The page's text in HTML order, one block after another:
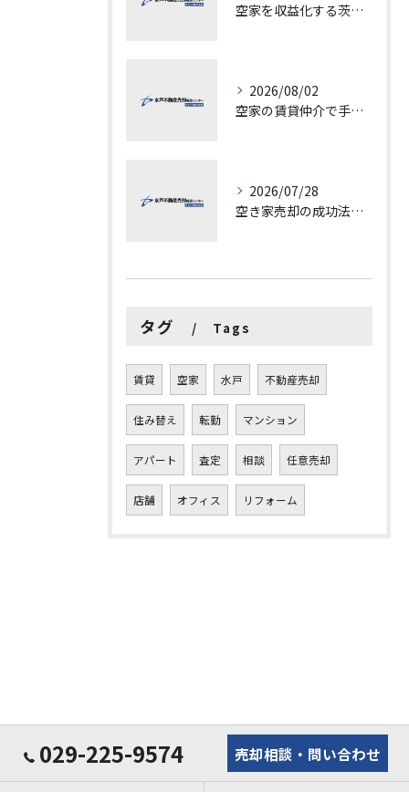
空家を収益化する茨城県水戸市古河市での具体的ステップと成功ポイント
2026/08/02
空家の賃貸仲介で手数料と上限を徹底解説し200万円物件の注意点も紹介
2026/07/28
空き家売却の成功法と注意点
タグ Tags
賃貸 空家 水戸 不動産売却
住み替え 転勤 マンション
アパート 査定 相談 任意売却
店舗 オフィス リフォーム
029-225-9574 売却相談・問い合わせ